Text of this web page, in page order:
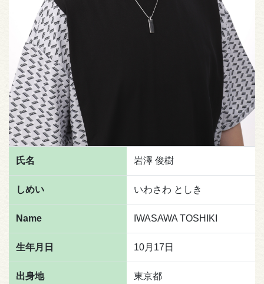
氏名 岩澤 俊樹
しめい いわさわ としき
Name IWASAWA TOSHIKI
生年月日 10月17日
出身地 東京都